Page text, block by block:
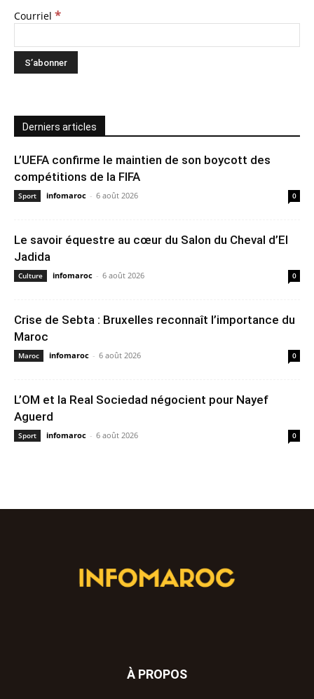
Courriel *
Derniers articles
L’UEFA confirme le maintien de son boycott des
compétitions de la FIFA
Sport infomaroc - 6 août 2026 0
Le savoir équestre au cœur du Salon du Cheval d’El
Jadida
Culture infomaroc - 6 août 2026 0
Crise de Sebta : Bruxelles reconnaît l’importance du
Maroc
Maroc infomaroc - 6 août 2026 0
L’OM et la Real Sociedad négocient pour Nayef
Aguerd
Sport infomaroc - 6 août 2026 0
À PROPOS